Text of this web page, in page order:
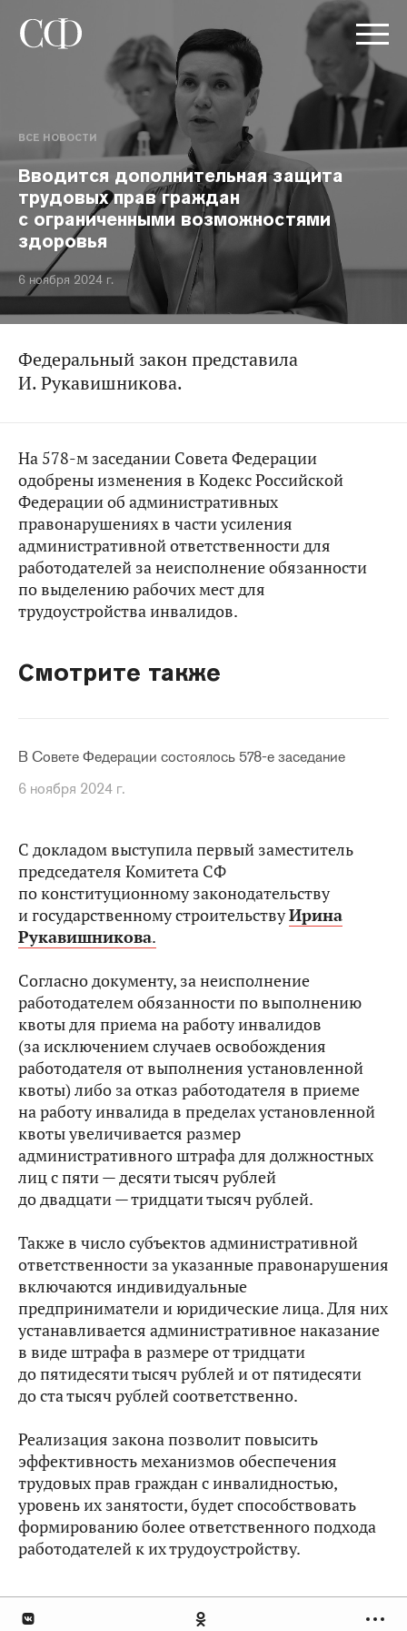
ВСЕ НОВОСТИ
Вводится дополнительная защита
трудовых прав граждан
с ограниченными возможностями
здоровья
6 ноября 2024 г.
Федеральный закон представила
И. Рукавишникова.
На 578-м заседании Совета Федерации
одобрены изменения в Кодекс Российской
Федерации об административных
правонарушениях в части усиления
административной ответственности для
работодателей за неисполнение обязанности
по выделению рабочих мест для
трудоустройства инвалидов.
Смотрите также
В Совете Федерации состоялось 578-е заседание
6 ноября 2024 г.
С докладом выступила первый заместитель
председателя Комитета СФ
по конституционному законодательству
и государственному строительствуИрина
Рукавишникова.
Согласно документу, за неисполнение
работодателем обязанности по выполнению
квоты для приема на работу инвалидов
(за исключением случаев освобождения
работодателя от выполнения установленной
квоты) либо за отказ работодателя в приеме
на работу инвалида в пределах установленной
квоты увеличивается размер
административного штрафа для должностных
лиц с пяти — десяти тысяч рублей
до двадцати — тридцати тысяч рублей.
Также в число субъектов административной
ответственности за указанные правонарушения
включаются индивидуальные
предприниматели и юридические лица. Для них
устанавливается административное наказание
в виде штрафа в размере от тридцати
до пятидесяти тысяч рублей и от пятидесяти
до ста тысяч рублей соответственно.
Реализация закона позволит повысить
эффективность механизмов обеспечения
трудовых прав граждан с инвалидностью,
уровень их занятости, будет способствовать
формированию более ответственного подхода
работодателей к их трудоустройству.